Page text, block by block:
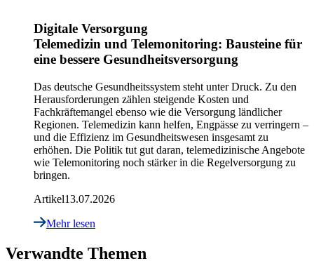
Digitale Versorgung
Telemedizin und Telemonitoring: Bausteine für
eine bessere Gesundheitsversorgung
Das deutsche Gesundheitssystem steht unter Druck. Zu den
Herausforderungen zählen steigende Kosten und
Fachkräftemangel ebenso wie die Versorgung ländlicher
Regionen. Telemedizin kann helfen, Engpässe zu verringern –
und die Effizienz im Gesundheitswesen insgesamt zu
erhöhen. Die Politik tut gut daran, telemedizinische Angebote
wie Telemonitoring noch stärker in die Regelversorgung zu
bringen.
Artikel13.07.2026
Mehr lesen
Verwandte Themen